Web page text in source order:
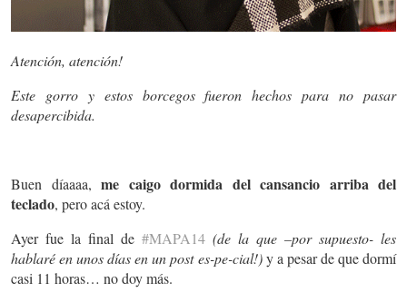
Atención, atención!
Este gorro y estos borcegos fueron hechos para no pasar
desapercibida.
Buen díaaaa, me caigo dormida del cansancio arriba del
teclado, pero acá estoy.
Ayer fue la final de #MAPA14 (de la que –por supuesto- les
hablaré en unos días en un post es-pe-cial!)y a pesar de que dormí
casi 11 horas… no doy más.